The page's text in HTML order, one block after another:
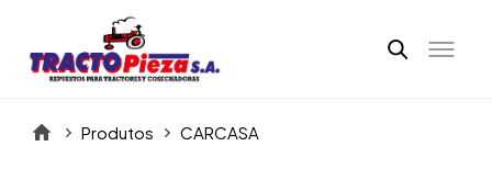
Produtos CARCASA